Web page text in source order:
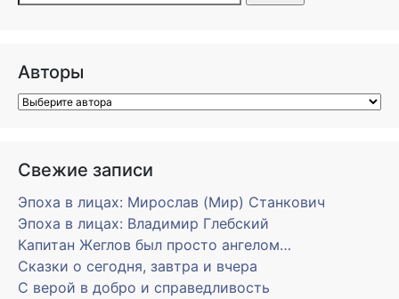
Авторы
Свежие записи
Эпоха в лицах: Мирослав (Мир) Станкович
Эпоха в лицах: Владимир Глебский
Капитан Жеглов был просто ангелом…
Сказки о сегодня, завтра и вчера
С верой в добро и справедливость